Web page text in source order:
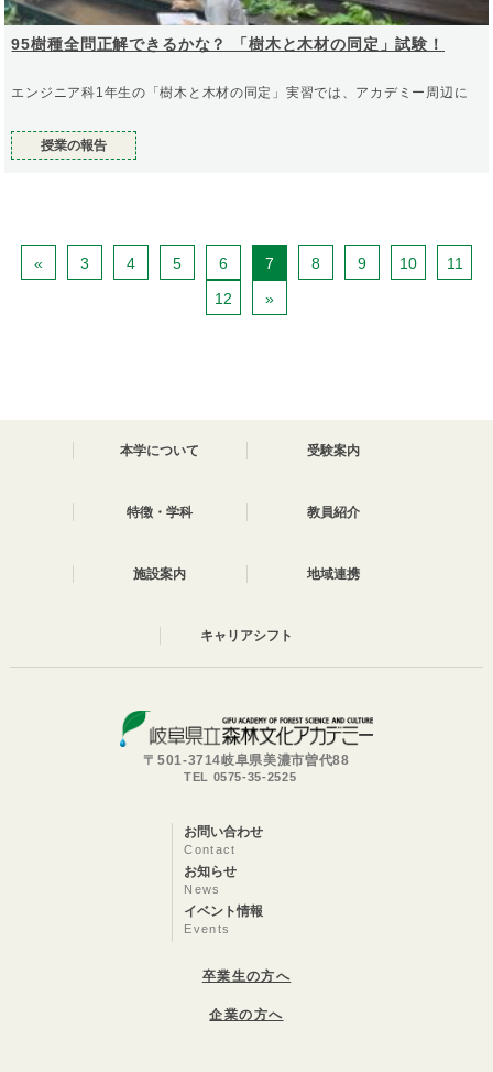
95樹種全問正解できるかな？ 「樹木と木材の同定」試験！
エンジニア科1年生の「樹木と木材の同定」実習では、アカデミー周辺に
授業の報告
« 3 4 5 6 7 8 9 10
11
12
»
本学について 受験案内
特徴・学科 教員紹介
施設案内 地域連携
キャリアシフト
〒501-3714岐阜県美濃市曽代88
TEL 0575-35-2525
お問い合わせ
Contact
お知らせ
News
イベント情報
Events
卒業生の方へ
企業の方へ